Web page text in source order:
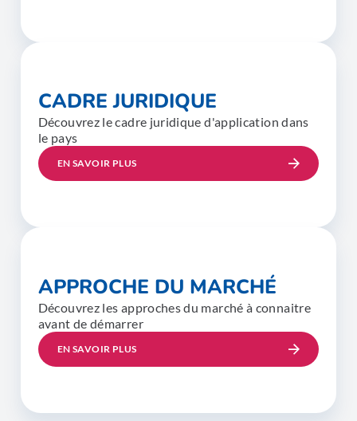
CADRE JURIDIQUE
Découvrez le cadre juridique d'application dans
le pays
EN SAVOIR PLUS
APPROCHE DU MARCHÉ
Découvrez les approches du marché à connaitre
avant de démarrer
EN SAVOIR PLUS